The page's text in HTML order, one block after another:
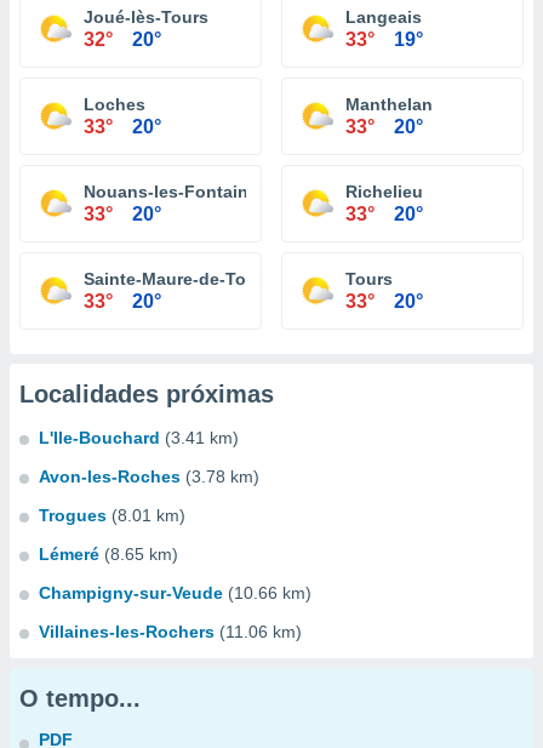
Joué-lès-Tours
32° 20°
Langeais
33° 19°
Loches
33° 20°
Manthelan
33° 20°
Nouans-les-Fontaines
33° 20°
Richelieu
33° 20°
Sainte-Maure-de-Touraine
33° 20°
Tours
33° 20°
Localidades próximas
L'Ile-Bouchard (3.41 km)
Avon-les-Roches (3.78 km)
Trogues (8.01 km)
Lémeré (8.65 km)
Champigny-sur-Veude (10.66 km)
Villaines-les-Rochers (11.06 km)
O tempo...
PDF